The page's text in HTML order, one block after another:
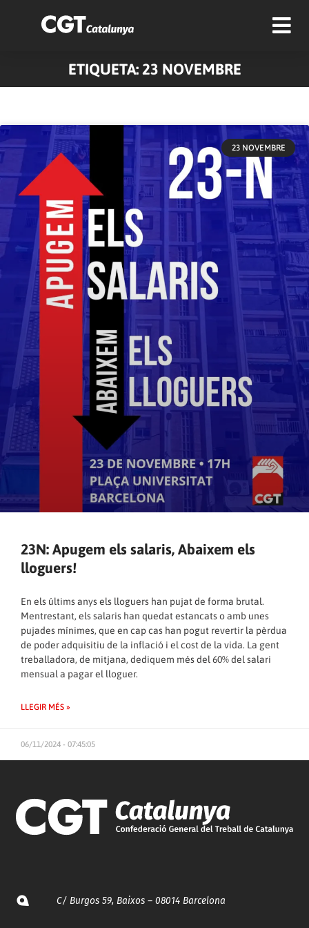
ETIQUETA: 23 NOVEMBRE
23 NOVEMBRE
23N: Apugem els salaris, Abaixem els
lloguers!
En els últims anys els lloguers han pujat de forma brutal.
Mentrestant, els salaris han quedat estancats o amb unes
pujades mínimes, que en cap cas han pogut revertir la pèrdua
de poder adquisitiu de la inflació i el cost de la vida. La gent
treballadora, de mitjana, dediquem més del 60% del salari
mensual a pagar el lloguer.
LLEGIR MÉS »
06/11/2024 - 07:45:05
C/ Burgos 59, Baixos – 08014 Barcelona